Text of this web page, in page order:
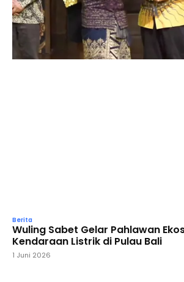
Berita
Wuling Sabet Gelar Pahlawan
Kendaraan Listrik di Pulau Bali
1 Juni 2026